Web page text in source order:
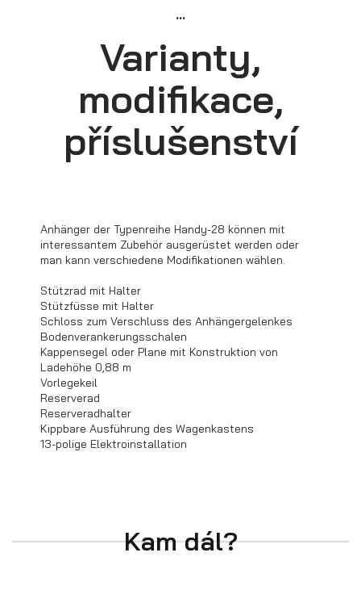
...
Varianty,
modifikace,
příslušenství
Anhänger der Typenreihe Handy-28 können mit
interessantem Zubehör ausgerüstet werden oder
man kann verschiedene Modifikationen wählen.
Stützrad mit Halter
Stützfüsse mit Halter
Schloss zum Verschluss des Anhängergelenkes
Bodenverankerungsschalen
Kappensegel oder Plane mit Konstruktion von
Ladehöhe 0,88 m
Vorlegekeil
Reserverad
Reserveradhalter
Kippbare Ausführung des Wagenkastens
13-polige Elektroinstallation
Kam dál?